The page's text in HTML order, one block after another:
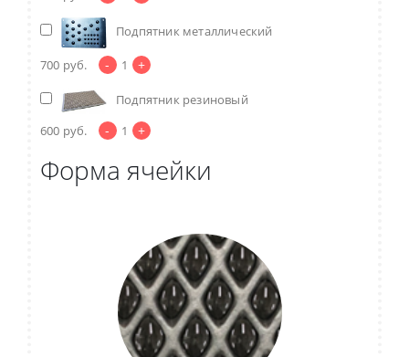
Подпятник металлический
700 руб. - 1 +
Подпятник резиновый
600 руб. - 1 +
Форма ячейки